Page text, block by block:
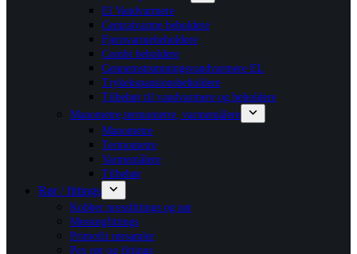
El Vandvarmere
Centralvarme beholdere
Fjernvarmebeholdere
Combi beholdere
Gennemstrømningsvandvarmere EL
Trykekspansionsbeholdere
Tilbehør til vandvarmere og beholdere
Manometre,termometre, varmemålere
Manometre
Termometre
Varmemålere
Tilbehør
Rør / fittings
Kobber pressfittings og rør
Messingfittings
Primofit rørsamler
Pex rør og fittings